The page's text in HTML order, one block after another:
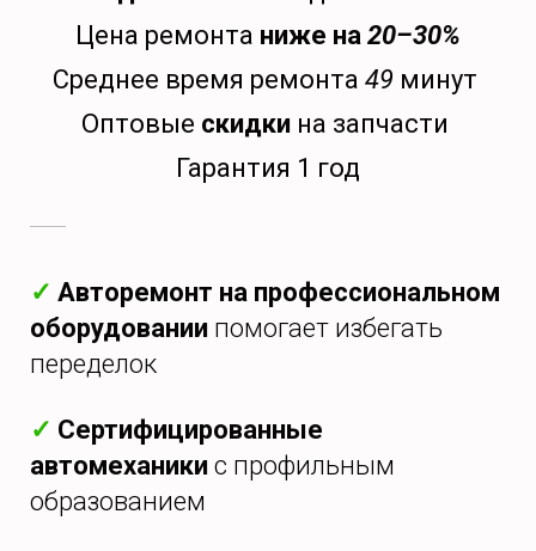
Цена ремонта ниже на 20–30%
Среднее время ремонта 49 минут
Оптовые скидки на запчасти
Гарантия 1 год
✓ Авторемонт на профессиональном
оборудовании помогает избегать
переделок
✓ Сертифицированные
автомеханики с профильным
образованием